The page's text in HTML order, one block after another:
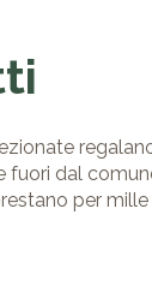
fuori dal
per mille